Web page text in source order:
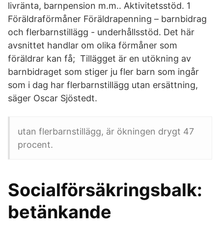
livränta, barnpension m.m.. Aktivitetsstöd. 1
Föräldraförmåner Föräldrapenning – barnbidrag
och flerbarnstillägg - underhållsstöd. Det här
avsnittet handlar om olika förmåner som
föräldrar kan få; Tillägget är en utökning av
barnbidraget som stiger ju fler barn som ingår
som i dag har flerbarnstillägg utan ersättning,
säger Oscar Sjöstedt.
utan flerbarnstillägg, är ökningen drygt 47
procent.
Socialförsäkringsbalk:
betänkande